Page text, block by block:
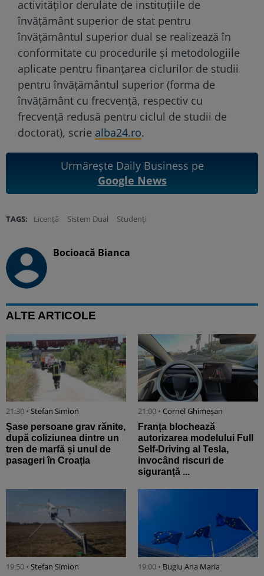
activităților derulate de instituțiile de
învățământ superior de stat pentru
învățământul superior dual se realizează în
conformitate cu procedurile și metodologiile
aplicate pentru finanțarea ciclurilor de studii
pentru învățământul superior (forma de
învăţământ cu frecvenţă, respectiv cu
frecvenţă redusă pentru ciclul de studii de
doctorat), scrie alba24.ro.
Urmărește Daily Business pe
Google News
TAGS: Licență Sistem Dual Studenți
Bocioacă Bianca
ALTE ARTICOLE
21:30 • Stefan Simion
Șase persoane grav rănite,
după coliziunea dintre un
tren de marfă și unul de
pasageri în Croația
21:00 • Cornel Ghimeșan
Franța blochează
autorizarea modelului Full
Self-Driving al Tesla,
invocând riscuri de
siguranță ...
19:50 • Stefan Simion 19:00 • Bugiu ⁠Ana Maria